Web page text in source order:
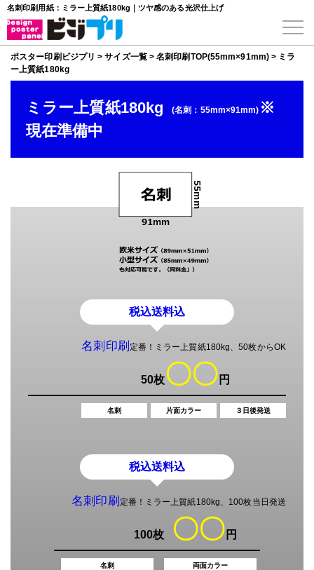
名刺印刷用紙：ミラー上質紙180kg｜ツヤ感のある光沢仕上げ
ポスター印刷ビジプリ >サイズ一覧>名刺印刷TOP(55mm×91mm)> ミラ
ー上質紙180kg
ミラー上質紙180kg (名刺：55mm×91mm) ※
現在準備中
税込送料込
名刺印刷 定番！ミラー上質紙180kg、50枚からOK
50枚〇〇 円
名刺 片面カラー ３日後発送
税込送料込
名刺印刷 定番！ミラー上質紙180kg、100枚当日発送
100枚 〇〇 円
名刺 両面カラー